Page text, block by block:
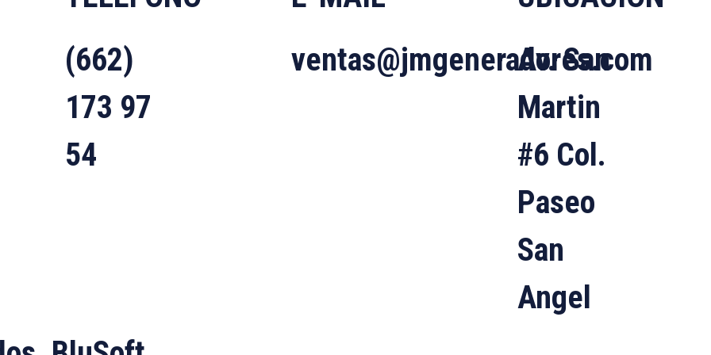
(662)
173 97
54
ventas@jmgeneradores.com
Av. San
Martin
#6 Col.
Paseo
San
Angel